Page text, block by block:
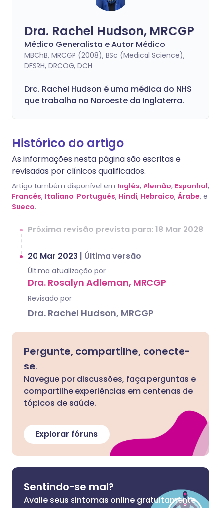
Dra. Rachel Hudson, MRCGP
Médico Generalista e Autor Médico
MBChB, MRCGP (2008), BSc (Medical Science),
DFSRH, DRCOG, DCH
Dra. Rachel Hudson é uma médica do NHS
que trabalha no Noroeste da Inglaterra.
Histórico do artigo
As informações nesta página são escritas e
revisadas por clínicos qualificados.
Artigo também disponível em Inglês, Alemão, Espanhol,
Francês, Italiano, Português, Hindi, Hebraico, Árabe, e
Sueco.
Próxima revisão prevista para: 18 Mar 2028
20 Mar 2023 | Última versão
Última atualização por
Dra. Rosalyn Adleman, MRCGP
Revisado por
Dra. Rachel Hudson, MRCGP
Pergunte, compartilhe, conecte-
se.
Navegue por discussões, faça perguntas e
compartilhe experiências em centenas de
tópicos de saúde.
Explorar fóruns
Sentindo-se mal?
Avalie seus sintomas online gratuitamente